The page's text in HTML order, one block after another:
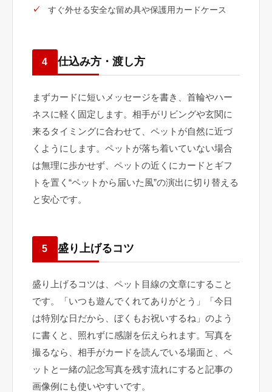
すぐ外せる安全な留め具や保護用カードケース
4 仕込み方・渡し方
まずカードに短いメッセージを書き、首輪やハー
ネスに軽く固定します。相手がリビングや玄関に
来るタイミングに合わせて、ペットが自然に近づ
くようにします。ペットが落ち着いていない場合
は無理に歩かせず、ペットの近くにカードとギフ
トを置く“ペットから届いた風”の演出に切り替える
と安心です。
5 盛り上げるコツ
盛り上げるコツは、ペット目線の文章にすること
です。「いつも遊んでくれてありがとう」「今日
は特別な日だから、ぼくもお祝いするね」のよう
に書くと、照れずに感謝を伝えられます。写真を
撮るなら、相手がカードを読んでいる場面と、ペ
ットと一緒の記念写真を残す流れにすると記事の
画像例にも使いやすいです。